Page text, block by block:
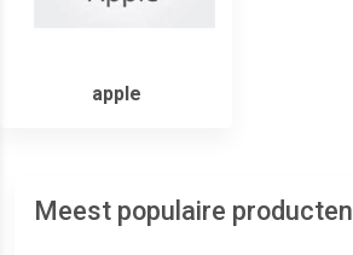
apple
Meest populaire producten